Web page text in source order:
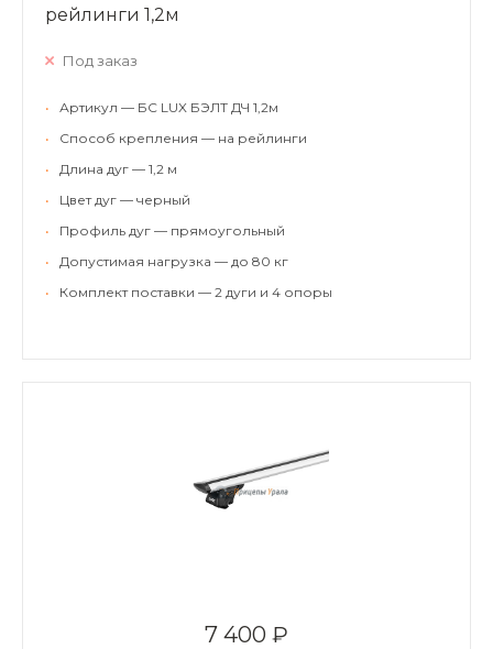
рейлинги 1,2м
Под заказ
•
Артикул — БС LUX БЭЛТ ДЧ 1,2м
•
Способ крепления — на рейлинги
•
Длина дуг — 1,2 м
•
Цвет дуг — черный
•
Профиль дуг — прямоугольный
•
Допустимая нагрузка — до 80 кг
•
Комплект поставки — 2 дуги и 4 опоры
7 400 ₽